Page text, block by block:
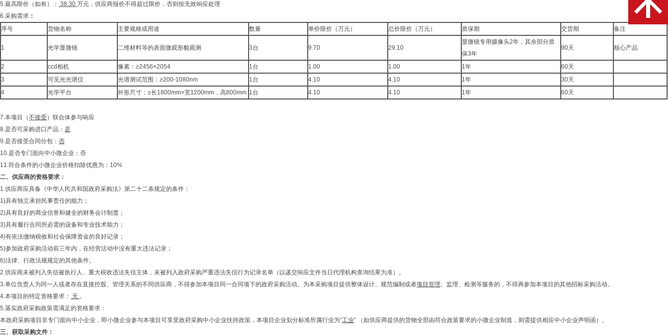
5.最高限价（如有）： 38.30 万元，供应商报价不得超过限价，否则按无效响应处理
6.采购需求 ：
序号
货物名称 主要规格或用途 数量 单价限价（万元） 总价限价（万元） 质保期 交货期 备注
1 光学显微镜 二维材料等的表面微观形貌观测 3台 9.70 29.10
显微镜专用摄像头2年，其余部分质
保3年
90天 核心产品
2 ccd相机 像素：≥2456×2054 1台 1.00 1.00 1年
60天
3
可见光光谱仪 光谱测试范围：≥200-1080nm 1台 4.10 4.10 1年
30天
4
光学平台 外形尺寸：≥长1800mm×宽1200mm，高800mm 1台 4.10 4.10 1年 60天
7.本项目（不接受 ）联合体参与响应
8.是否可采购进口产品： 是
9.是否接受合同分包： 否
10.是否专门面向中小微企业：否
11.符合条件的小微企业价格扣除优惠为：10%
二、 供应商的资格要求：
1.供应商应具备《中华人民共和国政府采购法》第二十二条规定的条件：
1)具有独立承担民事责任的能力；
2)具有良好的商业信誉和健全的财务会计制度；
3)具有履行合同所必需的设备和专业技术能力；
4)有依法缴纳税收和社会保障资金的良好记录；
5)参加政府采购活动前三年内，在经营活动中没有重大违法记录；
6)法律、行政法规规定的其他条件。
2.供应商未被列入失信被执行人、重大税收违法失信主体，未被列入政府采购严重违法失信行为记录名单（以递交响应文件当日代理机构查询结果为准）。
3.单位负责人为同一人或者存在直接控股、管理关系的不同供应商，不得参加本项目同一合同项下的政府采购活动。为本采购项目提供整体设计、规范编制或者项目管理、监理、检测等服务的，不得再参加本项目的其他招标采购活动。
4.本项目的特定资格要求： 无 。
5.落实政府采购政策需满足的资格要求：
本政府采购项目非专门面向中小企业，即小微企业参与本项目可享受政府采购中小企业扶持政策，本项目企业划分标准所属行业为“工业” （如供应商提供的货物全部由符合政策要求的小微企业制造，则需提供相应中小企业声明函）。
三、 获取采购文件 ：